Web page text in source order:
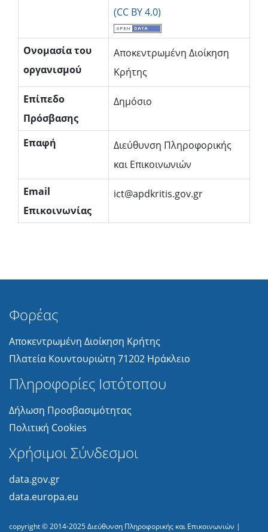
(CC BY 4.0)
Oνομασία του
οργανισμού
Αποκεντρωμένη Διοίκηση
Κρήτης
Επίπεδο
Πρόσβασης
Δημόσιο
Επαφή
Διεύθυνση Πληροφορικής
και Επικοινωνιών
Email
Επικοινωνίας
ict@apdkritis.gov.gr
Φορέας
Αποκεντρωμένη Διοίκηση Κρήτης
Πλατεία Κουντουριώτη 71202 Ηράκλειο
Πληροφορίες Ιστότοπου
Δήλωση Προσβασιμότητας
Πολιτική Cookies
Χρήσιμοι Σύνδεσμοι
data.gov.gr
data.europa.eu
copyright © 2014-2025Διεύθυνση Πληροφορικής και Επικοινωνιών |